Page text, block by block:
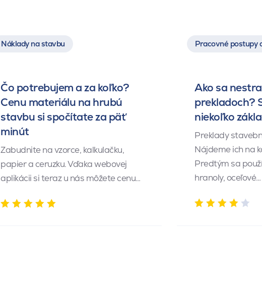
Náklady na stavbu
Čo potrebujem a za koľko?
Cenu materiálu na hrubú
stavbu si spočítate za päť
minút
Zabudnite na vzorce, kalkulačku,
papier a ceruzku. Vďaka webovej
aplikácii si teraz u nás môžete cenu…
Pracovné postupy
Ako sa
prekladoch?
niekoľko
Preklady
Nájdeme ich na
Predtým sa
hranoly, oceľové…